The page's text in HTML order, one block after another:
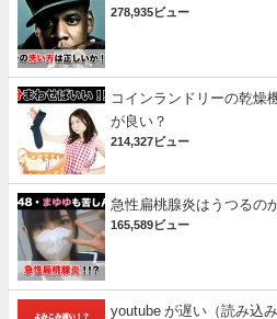
278,935ビュー
コインランドリーの乾燥
が良い？
214,327ビュー
急性扁桃腺炎はうつるの
165,589ビュー
youtube が遅い（読み込